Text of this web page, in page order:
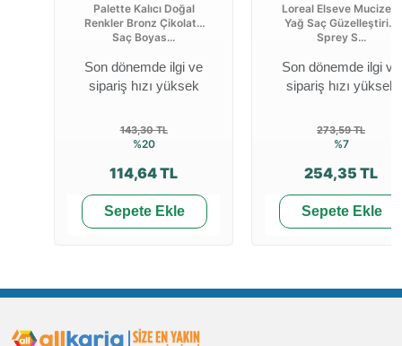
Palette Kalıcı Doğal
Renkler Bronz Çikolata
Saç Boyas...
Son dönemde ilgi ve
sipariş hızı yüksek
143,30 TL
%20
114,64 TL
Sepete Ekle
Loreal Elseve Mucizevi
Yağ Saç Güzelleştirici
Sprey S...
Son dönemde ilgi ve
sipariş hızı yüksek
273,59 TL
%7
254,35 TL
Sepete Ekle